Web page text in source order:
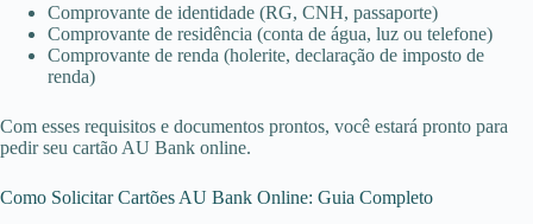
Comprovante de identidade (RG, CNH, passaporte)
Comprovante de residência (conta de água, luz ou telefone)
Comprovante de renda (holerite, declaração de imposto de
renda)
Com esses requisitos e documentos prontos, você estará pronto para
pedir seu cartão AU Bank online.
Como Solicitar Cartões AU Bank Online: Guia Completo